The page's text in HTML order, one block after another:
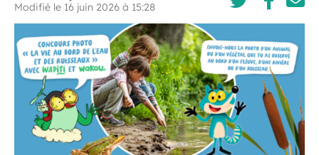
Modifié le 16 juin 2026 à 15:28